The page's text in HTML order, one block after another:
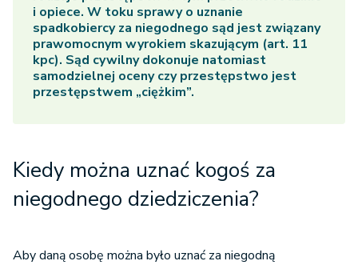
i opiece. W toku sprawy o uznanie
spadkobiercy za niegodnego sąd jest związany
prawomocnym wyrokiem skazującym (art. 11
kpc). Sąd cywilny dokonuje natomiast
samodzielnej oceny czy przestępstwo jest
przestępstwem „ciężkim”.
Kiedy można uznać kogoś za
niegodnego dziedziczenia?
Aby daną osobę można było uznać za niegodną